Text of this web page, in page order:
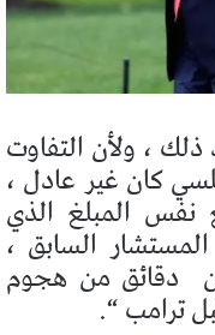
ذلك ، ولأن التفاوت
كان غير عادل ،
نفس المبلغ الذي
السابق ،
دقائق من هجوم
ترامب “.